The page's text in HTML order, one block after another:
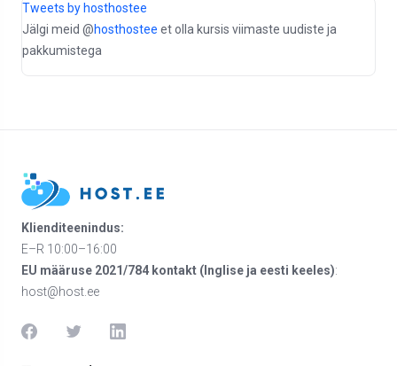
Tweets by hosthostee
Jälgi meid @hosthostee et olla kursis viimaste uudiste ja
pakkumistega
Klienditeenindus:
E–R 10:00–16:00
EU määruse 2021/784 kontakt (Inglise ja eesti keeles):
host@host.ee